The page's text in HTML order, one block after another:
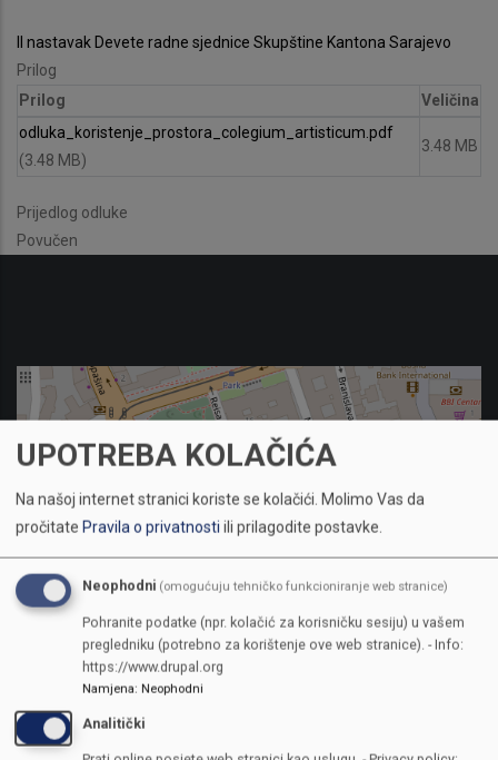
II nastavak Devete radne sjednice Skupštine Kantona Sarajevo
Prilog
Prilog
Veličina
odluka_koristenje_prostora_colegium_artisticum.pdf
(3.48 MB)
3.48 MB
Prijedlog odluke
Povučen
KONTAKTI
UPOTREBA KOLAČIĆA
Na našoj internet stranici koriste se kolačići. Molimo Vas da
pročitate Pravila o privatnostiili prilagodite postavke.
Neophodni (omogućuju tehničko funkcioniranje web stranice)
Pohranite podatke (npr. kolačić za korisničku sesiju) u vašem
pregledniku (potrebno za korištenje ove web stranice). - Info:
https://www.drupal.org
Namjena: Neophodni
Analitički